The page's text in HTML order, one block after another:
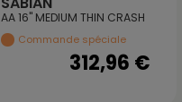
AA 16" MEDIUM THIN CRASH
Commande spéciale
312,96 €